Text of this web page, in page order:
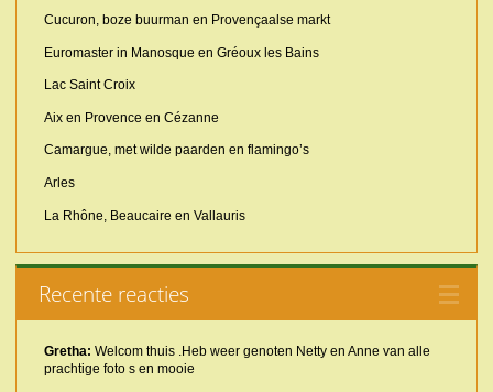
Cucuron, boze buurman en Provençaalse markt
Euromaster in Manosque en Gréoux les Bains
Lac Saint Croix
Aix en Provence en Cézanne
Camargue, met wilde paarden en flamingo’s
Arles
La Rhône, Beaucaire en Vallauris
Recente reacties
Gretha: Welcom thuis .Heb weer genoten Netty en Anne van alle
prachtige foto s en mooie